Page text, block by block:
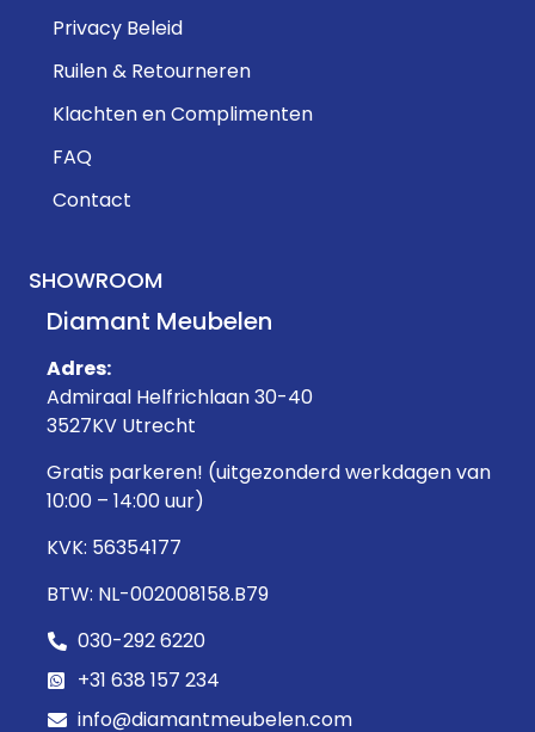
Privacy Beleid
Ruilen & Retourneren
Klachten en Complimenten
FAQ
Contact
SHOWROOM
Diamant Meubelen
Adres:
Admiraal Helfrichlaan 30-40
3527KV Utrecht
Gratis parkeren! (uitgezonderd werkdagen van
10:00 – 14:00 uur)
KVK: 56354177
BTW: NL-002008158.B79
030-292 6220
+31 638 157 234
info@diamantmeubelen.com